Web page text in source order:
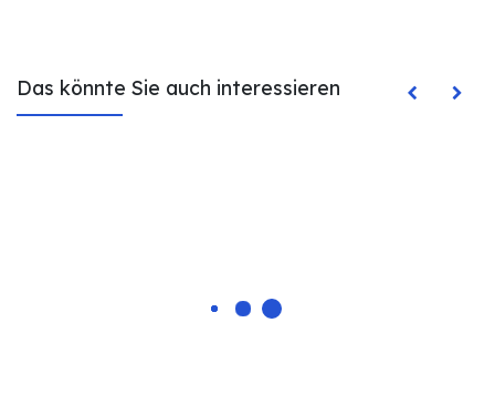
Das könnte Sie auch interessieren